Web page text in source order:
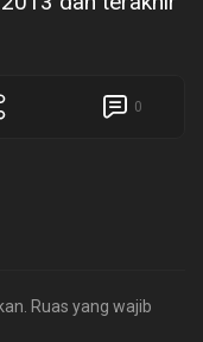
0
Ruas yang wajib